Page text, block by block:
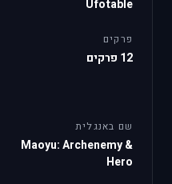
Ufotable
פרקים
12 פרקים
שם באנגלית
Maoyu: Archenemy &
Hero